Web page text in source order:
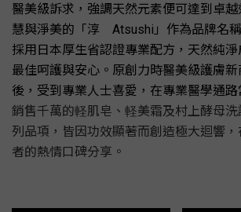
醫美級訴求，強調天然元素便可達到卓
慧與淨美的「淳 Atsushi」作為品牌名稱
採用日本厚生省認證專業配方，天然純淨
最佳呵護與安心。原創力時醫美級護膚
後，受到專業人士喜愛，在專業醫學通路
銷售千萬的軽肌皂、軽美霜及村上酵母
列品項，皆因功效顯著而創造極大迴響
者的熱情口碑分享。